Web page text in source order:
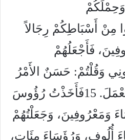
13هَاتُوا مِنْ أَسْبَاطِكُمْ رِجَالاً
فَأَجْعَلُهُمْ
وَقُلْتُمْ: حَسَنٌ الأَمْرُ
الَّذِي تَكَلَّمْتَ بِهِ أَنْ يُعْمَلَ. 15فَأَخَذْتُ رُؤُوسَ
وَمَعْرُوفِينَ، وَجَعَلْتُهُمْ
أُلُوفٍ، وَرُؤَسَاءَ مِئَاتٍ،